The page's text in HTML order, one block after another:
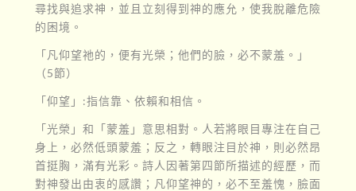
尋找與追求神，並且立刻得到神的應允，使我脫離危險
的困境。
「凡仰望祂的，便有光榮；他們的臉，必不蒙羞。」
（5節）
「仰望」:指信靠、依賴和相信。
「光榮」和「蒙羞」意思相對。人若將眼目專注在自己
身上，必然低頭蒙羞；反之，轉眼注目於神，則必然昂
首挺胸，滿有光彩。詩人因著第四節所描述的經歷，而
對神發出由衷的感讚；凡仰望神的，必不至羞愧，臉面